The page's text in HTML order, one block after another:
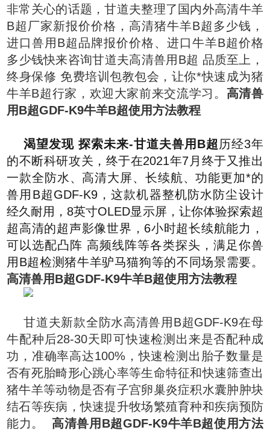
非常关心的话题，甘道夫整理了国内外高清牛羊
B超厂家新报价价格，高清猪牛羊B超多少钱，
进口兽用B超品牌报价价格、进口牛羊B超价格
多少钱快来咨询甘道夫高清兽用B超 品质至上，
终身保修 免费培训包教包会，让你*快速成为猪
牛羊B超行家，欢迎大家前来交流学习。 高清兽
用B超GDF-K9牛羊B超使用方法教程
渴望发现 探索未来-甘道夫兽用B超 历经3年
的不断科研攻关，终于在2021年7月终于又推出
一款全防水、高清大屏、长续航、功能更加*的
兽用B超GDF-K9，这款机器整机防水防尘设计
经久耐用，8英寸OLED显示屏，让你体验探索超
超高清的超声影像世界，6小时超长续航能力，
可以选配凸阵 高频线阵等各类探头，满足你兽
用B超检测猪牛羊驴马猫狗等的不同场景需要。
高清兽用B超GDF-K9牛羊B超使用方法教程
甘道夫新款全防水高清兽用B超GDF-K9在母
牛配种后28-30天即可快速检测出来是否配种成
功，准确率高达100%，快速检测出胎子数量是
否有死胎畸形心跳心率等生命特征和快速筛查出
猪牛羊等动物是否有子宫卵巢炎症积水囊肿肿块
结石等疾病，快速提升牧场繁殖育种和疾病预防
能力。高清兽用B超GDF-K9牛羊B超使用方法